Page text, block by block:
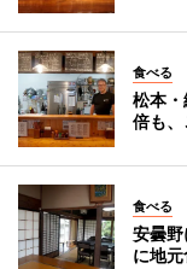
食べる
松本
倍も
食べる
安曇
に地